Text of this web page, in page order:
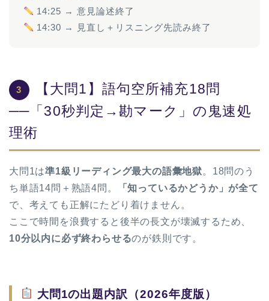
14:25 → 意見論述終了
14:30 → 見直し＋リスニング先読み終了
3
【大問1】語句空所補充18問
──「30秒判定→勘マーク」の鬼速処
理術
大問1は準1級リーディング最大の語彙地獄。18問のう
ち単語14問＋熟語4問。
「知っているかどうか」が全て
で、考えても正解にたどり着けません。
ここで時間を浪費すると後半の長文が壊滅するため、
10分以内に必ず終わらせるのが鉄則です。
大問1の出題内訳（2026年度版）